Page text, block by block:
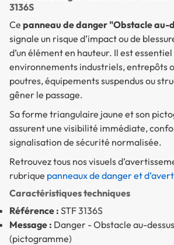
3136S
Ce panneau de danger "Obstacle au-
signale un risque d’impact ou de
d’un élément en hauteur. Il est essentiel
environnements industriels, entrepôts
poutres, équipements suspendus ou
gêner le passage.
Sa forme triangulaire jaune et son
assurent une visibilité immédiate,
signalisation de sécurité normalisée.
Retrouvez tous nos visuels
rubrique panneaux de danger et
Caractéristiques techniques
Référence : STF 3136S
Message : Danger - Obstacle au-
(pictogramme)